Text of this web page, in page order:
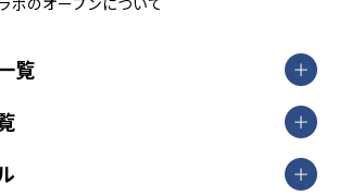
覧
県
見る】